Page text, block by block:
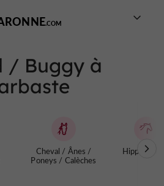
/ Buggy à
Cheval / Ânes /
Poneys / Calèches